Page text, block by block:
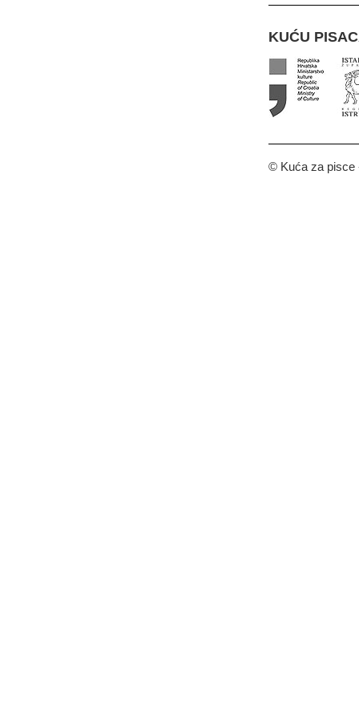
KUĆU
© Kuća za pisce